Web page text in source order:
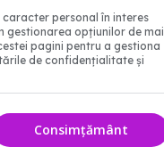
personal în interes
gestionarea opțiunilor de mai
pagini pentru a gestiona
de confidențialitate și
Consimțământ